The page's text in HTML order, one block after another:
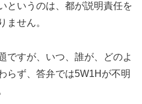
というのは、都が説明責任を
ません。
ですが、いつ、誰が、どのよ
らず、答弁では5W1Hが不明